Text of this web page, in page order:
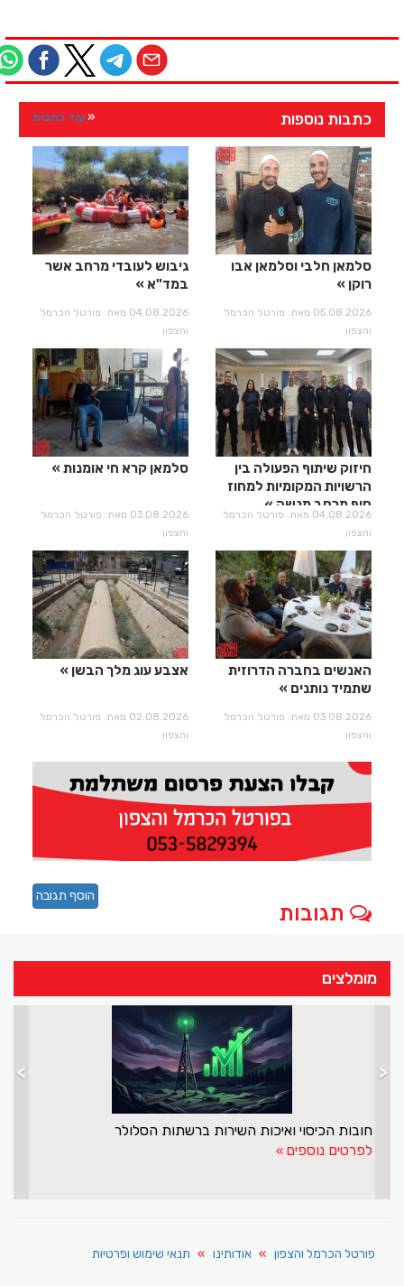
כתבות נוספות עוד כתבות
סלמאן חלבי וסלמאן אבו
רוקן
05.08.2026 מאת: פורטל הכרמל
והצפון
גיבוש לעובדי מרחב אשר
במד"א
04.08.2026 מאת: פורטל הכרמל
והצפון
חיזוק שיתוף הפעולה בין
הרשויות המקומיות למחוז
חוף מרחב מנשה
04.08.2026 מאת: פורטל הכרמל
והצפון
סלמאן קרא חי אומנות
03.08.2026 מאת: פורטל הכרמל
והצפון
האנשים בחברה הדרוזית
שתמיד נותנים
03.08.2026 מאת: פורטל הכרמל
והצפון
אצבע עוג מלך הבשן
02.08.2026 מאת: פורטל הכרמל
והצפון
תגובות
הוסף תגובה
מומלצים
חובות הכיסוי ואיכות השירות ברשתות הסלולר
עו"ד שומר לעצמו פיצויים בסך למעלה מ-80 אלף שקלים,
> <
פורטל הכרמל והצפון אודותינו תנאי שימוש ופרטיות